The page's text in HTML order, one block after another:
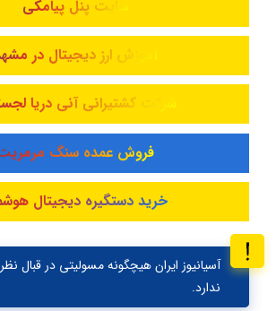
سایت پنل پیامکی
آموزش ارز دیجیتال در
شرکت کشتیرانی آنی دریا
فروش عمده سنگ
خرید دستگیره دیجیتال
آسیانیوز ایران هیچگونه مسولیتی در قبال
ندارد.